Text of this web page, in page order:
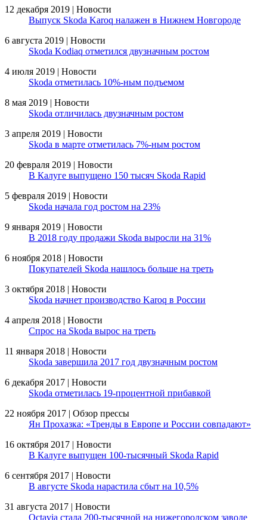
12 декабря 2019 | Новости
Выпуск Skoda Karoq налажен в Нижнем Новгороде
6 августа 2019 | Новости
Skoda Kodiaq отметился двузначным ростом
4 июля 2019 | Новости
Skoda отметилась 10%-ным подъемом
8 мая 2019 | Новости
Skoda отличилась двузначным ростом
3 апреля 2019 | Новости
Skoda в марте отметилась 7%-ным ростом
20 февраля 2019 | Новости
В Калуге выпущено 150 тысяч Skoda Rapid
5 февраля 2019 | Новости
Skoda начала год ростом на 23%
9 января 2019 | Новости
В 2018 году продажи Skoda выросли на 31%
6 ноября 2018 | Новости
Покупателей Skoda нашлось больше на треть
3 октября 2018 | Новости
Skoda начнет производство Karoq в России
4 апреля 2018 | Новости
Спрос на Skoda вырос на треть
11 января 2018 | Новости
Skoda завершила 2017 год двузначным ростом
6 декабря 2017 | Новости
Skoda отметилась 19-процентной прибавкой
22 ноября 2017 | Обзор прессы
Ян Прохазка: «Тренды в Европе и России совпадают»
16 октября 2017 | Новости
В Калуге выпущен 100-тысячный Skoda Rapid
6 сентября 2017 | Новости
В августе Skoda нарастила сбыт на 10,5%
31 августа 2017 | Новости
Octavia стала 200-тысячной на нижегородском заводе